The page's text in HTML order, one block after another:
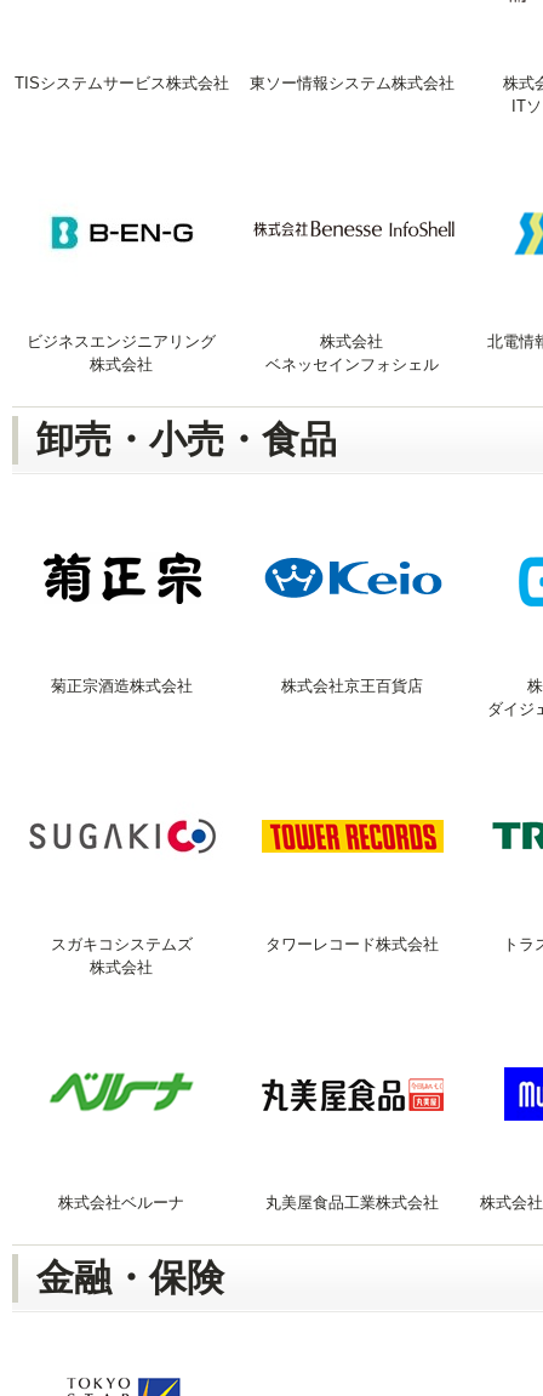
TISシステムサービス株式会社 東ソー情報システム株式会社
株式
IT
ビジネスエンジニアリング
株式会社
株式会社
ベネッセインフォシェル
北電情
卸売・小売・食品
菊正宗酒造株式会社 株式会社京王百貨店
ダイジ
スガキコシステムズ
株式会社
タワーレコード株式会社 トラ
株式会社ベルーナ 丸美屋食品工業株式会社 株式会
金融・保険